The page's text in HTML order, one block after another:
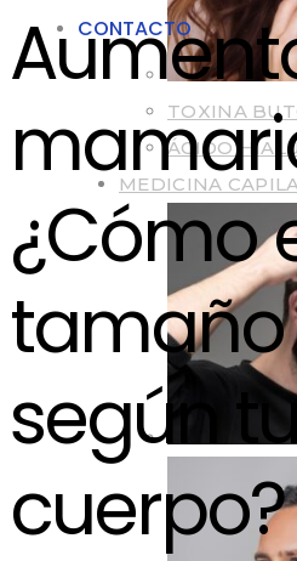
TOXINA
ÁCIDO
MEDICINA
CONTACTO
¿Cómo
según
cuerpo?